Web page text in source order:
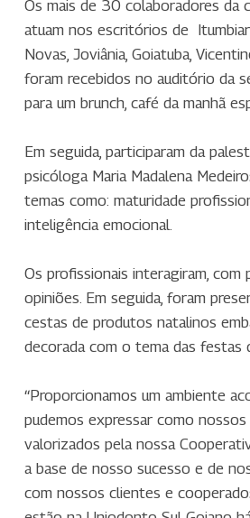
Os mais de 30 colaboradores da
atuam nos escritórios de
Novas, Joviânia, Goiatuba,
foram recebidos no auditório da
para um brunch, café da manhã
Em seguida, participaram da
psicóloga Maria Madalena
temas como: maturidade
inteligência emocional.
Os profissionais interagiram, com
opiniões. Em seguida, foram
cestas de produtos natalinos
decorada com o tema das festas
“Proporcionamos um ambiente
pudemos expressar como
valorizados pela nossa
a base de nosso sucesso e de
com nossos clientes e